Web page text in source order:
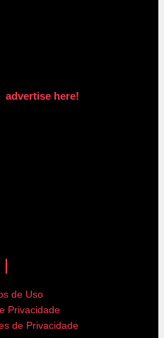
advertise here!
de Uso
Privacidade
de Privacidade